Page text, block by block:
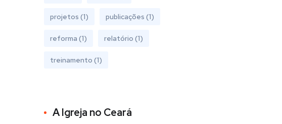
projetos (1) publicações (1)
reforma (1) relatório (1)
treinamento (1)
A Igreja no Ceará